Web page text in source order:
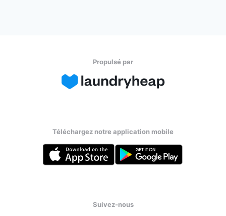
Propulsé par
Téléchargez notre application mobile
Suivez-nous